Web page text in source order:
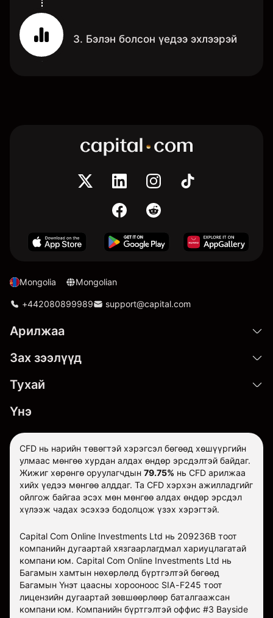
3. Бэлэн болсон үедээ эхлээрэй
Mongolia Mongolian
+442080899989 support@capital.com
Арилжаа
Зах зээлүүд
Тухай
Үнэ
CFD нь нарийн төвөгтэй хэрэгсэл бөгөөд хөшүүргийн
улмаас мөнгөө хурдан алдах өндөр эрсдэлтэй байдаг.
Жижиг хөрөнгө оруулагчдын 79.75% нь CFD арилжаа
хийх үедээ мөнгөө алддаг. Та CFD хэрхэн ажилладгийг
ойлгож байгаа эсэх мөн мөнгөө алдах өндөр эрсдэл
хүлээж чадах эсэхээ бодолцож үзэх хэрэгтэй.
Capital Com Online Investments Ltd нь 209236B тоот
компанийн дугаартай хязгаарлагдмал хариуцлагатай
компани юм. Capital Com Online Investments Ltd нь
Багамын хамтын нөхөрлөлд бүртгэлтэй бөгөөд
Багамын Үнэт цаасны хорооноос SIA-F245 тоот
лицензийн дугаартай зөвшөөрлөөр баталгаажсан
компани юм. Компанийн бүртгэлтэй оффис #3 Bayside